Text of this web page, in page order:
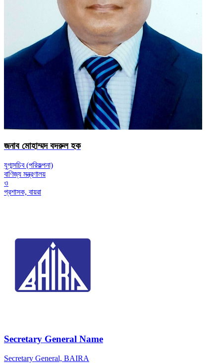
জনাব মোহাম্মদ বদরুল হক
যুগ্মসচিব (পরিকল্পনা)
বাণিজ্য মন্ত্রণালয়
ও
প্রশাসক, বায়রা
Secretary General Name
Secretary General, BAIRA